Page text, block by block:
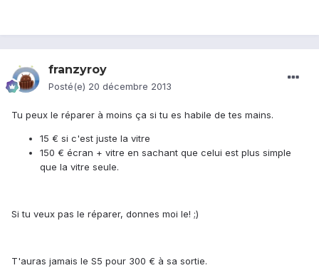
franzyroy
Posté(e) 20 décembre 2013
Tu peux le réparer à moins ça si tu es habile de tes mains.
15 € si c'est juste la vitre
150 € écran + vitre en sachant que celui est plus simple
que la vitre seule.
Si tu veux pas le réparer, donnes moi le! ;)
T'auras jamais le S5 pour 300 € à sa sortie.